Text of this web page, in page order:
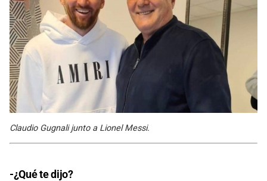
Claudio Gugnali junto a Lionel Messi.
-¿Qué te dijo?